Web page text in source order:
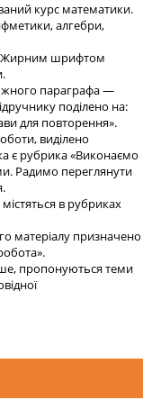
курс математики.
алгебри,
Жирним шрифтом
параграфа —
поділено на:
для повторення».
виділено
є рубрика «Виконаємо
Радимо переглянути
в рубриках
матеріалу призначено
пропонуються теми